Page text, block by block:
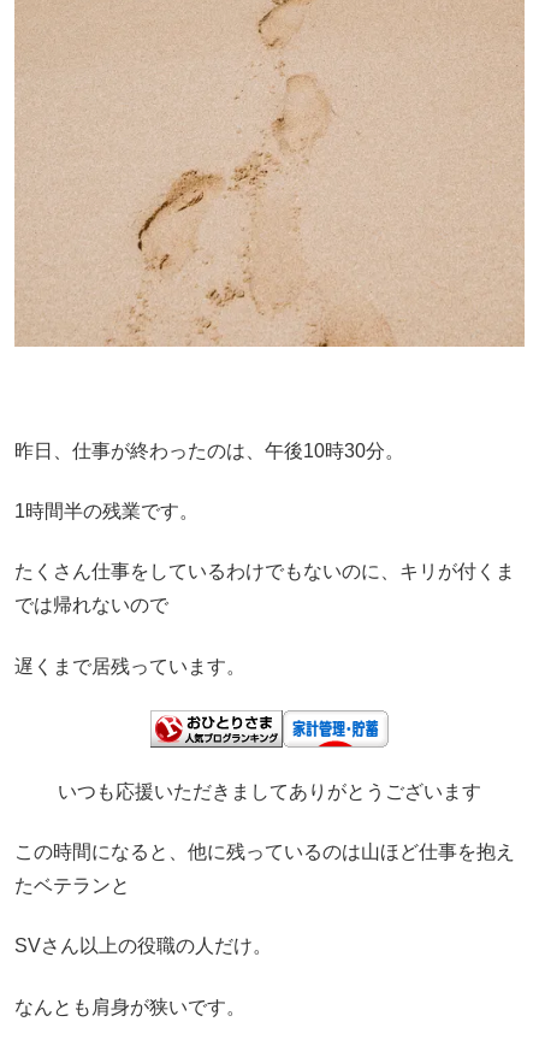
昨日、仕事が終わったのは、午後10時30分。
1時間半の残業です。
たくさん仕事をしているわけでもないのに、キリが付くま
では帰れないので
遅くまで居残っています。
いつも応援いただきましてありがとうございます
この時間になると、他に残っているのは山ほど仕事を抱え
たベテランと
SVさん以上の役職の人だけ。
なんとも肩身が狭いです。